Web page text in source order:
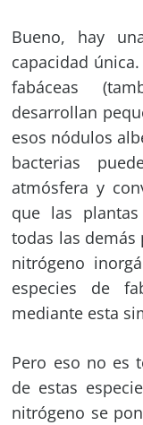
Bueno, hay
capacidad
fabáceas
desarrollan
esos nódulos
bacterias
atmósfera y
que las
todas las
nitrógeno
especies de
mediante esta
Pero eso no es
de estas
nitrógeno se